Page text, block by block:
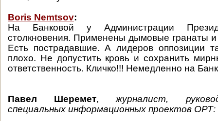
Boris Nemtsov:
На Банковой у Администрации
столкновения. Применены дымовые гранаты и
Есть пострадавшие. А лидеров оппозиции
плохо. Не допустить кровь и сохранить
ответственность. Кличко!!! Немедленно на
Павел Шеремет,журналист,
специальных информационных проектов ОРТ: